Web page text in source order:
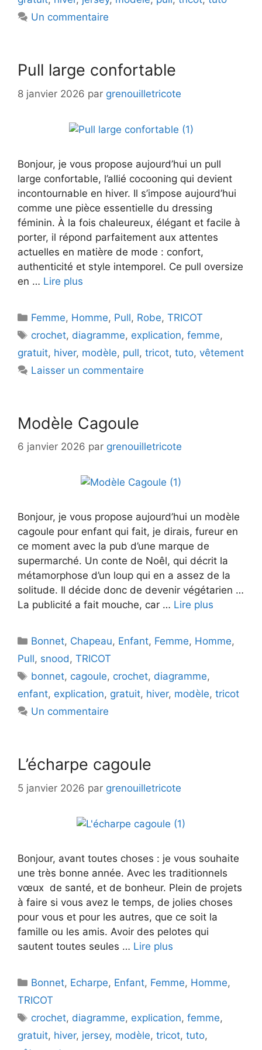
Un commentaire
Pull large confortable
8 janvier 2026 par grenouilletricote
Bonjour, je vous propose aujourd’hui un pull
large confortable, l’allié cocooning qui devient
incontournable en hiver. Il s’impose aujourd’hui
comme une pièce essentielle du dressing
féminin. À la fois chaleureux, élégant et facile à
porter, il répond parfaitement aux attentes
actuelles en matière de mode : confort,
authenticité et style intemporel. Ce pull oversize
en … Lire plus
Catégories
Femme, Homme, Pull, Robe,TRICOT
Étiquettes
crochet, diagramme, explication,femme,
gratuit, hiver, modèle, pull, tricot, tuto, vêtement
Laisser un commentaire
Modèle Cagoule
6 janvier 2026 par grenouilletricote
Bonjour, je vous propose aujourd’hui un modèle
cagoule pour enfant qui fait, je dirais, fureur en
ce moment avec la pub d’une marque de
supermarché. Un conte de Noêl, qui décrit la
métamorphose d’un loup qui en a assez de la
solitude. Il décide donc de devenir végétarien …
La publicité a fait mouche, car … Lire plus
Catégories
Bonnet, Chapeau, Enfant, Femme, Homme,
Pull, snood, TRICOT
Étiquettes
bonnet, cagoule, crochet, diagramme,
enfant, explication, gratuit, hiver, modèle, tricot
Un commentaire
L’écharpe cagoule
5 janvier 2026 par grenouilletricote
Bonjour, avant toutes choses : je vous souhaite
une très bonne année. Avec les traditionnels
vœux de santé, et de bonheur. Plein de projets
à faire si vous avez le temps, de jolies choses
pour vous et pour les autres, que ce soit la
famille ou les amis. Avoir des pelotes qui
sautent toutes seules … Lire plus
Catégories
Bonnet, Echarpe, Enfant, Femme, Homme,
TRICOT
Étiquettes
crochet, diagramme, explication,femme,
gratuit, hiver, jersey, modèle, tricot, tuto,